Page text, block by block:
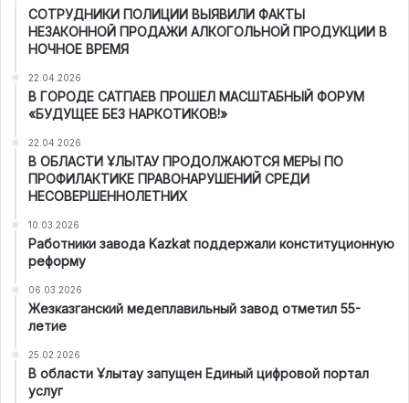
СОТРУДНИКИ ПОЛИЦИИ ВЫЯВИЛИ ФАКТЫ
НЕЗАКОННОЙ ПРОДАЖИ АЛКОГОЛЬНОЙ ПРОДУКЦИИ В
НОЧНОЕ ВРЕМЯ
22.04.2026
В ГОРОДЕ САТПАЕВ ПРОШЕЛ МАСШТАБНЫЙ ФОРУМ
«БУДУЩЕЕ БЕЗ НАРКОТИКОВ!»
22.04.2026
В ОБЛАСТИ ҰЛЫТАУ ПРОДОЛЖАЮТСЯ МЕРЫ ПО
ПРОФИЛАКТИКЕ ПРАВОНАРУШЕНИЙ СРЕДИ
НЕСОВЕРШЕННОЛЕТНИХ
10.03.2026
Работники завода Kazkat поддержали конституционную
реформу
06.03.2026
Жезказганский медеплавильный завод отметил 55-
летие
25.02.2026
В области Ұлытау запущен Единый цифровой портал
услуг